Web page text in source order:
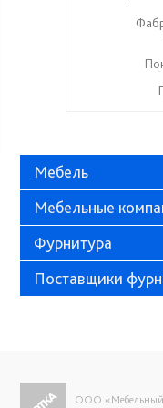
+7
Мебель
Мебельные
Фурнитура
Поставщики
ООО «Мебельный